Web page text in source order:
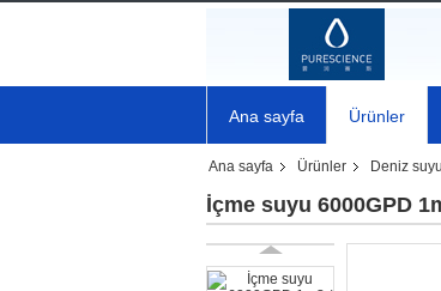
Ana sayfa Ürünler
Ana sayfa Ürünler Deniz
İçme suyu 6000GPD